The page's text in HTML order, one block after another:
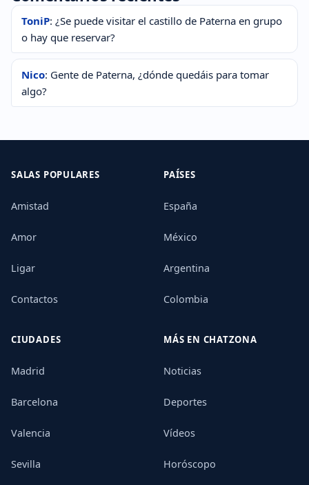
ToniP: ¿Se puede visitar el castillo de Paterna en grupo
o hay que reservar?
Nico: Gente de Paterna, ¿dónde quedáis para tomar
algo?
SALAS POPULARES
Amistad
Amor
Ligar
Contactos
PAÍSES
España
México
Argentina
Colombia
CIUDADES
Madrid
Barcelona
Valencia
Sevilla
MÁS EN CHATZONA
Noticias
Deportes
Vídeos
Horóscopo